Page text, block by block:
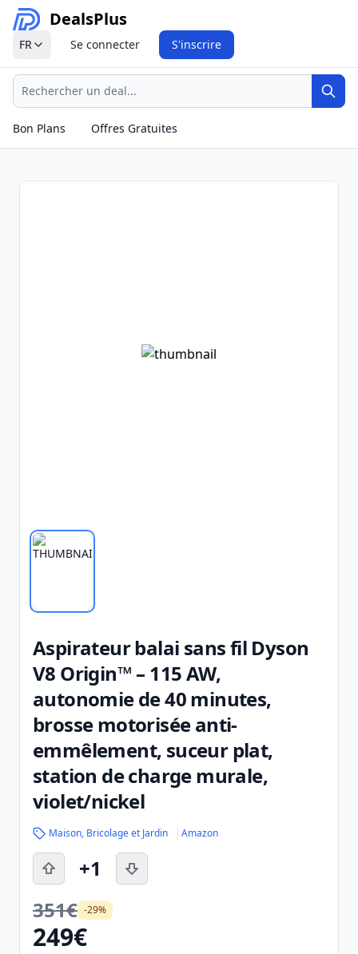
DealsPlus
FR Se connecter S'inscrire
Recherche
Bon Plans
Offres Gratuites
Aspirateur balai sans fil Dyson
V8 Origin™ – 115 AW,
autonomie de 40 minutes,
brosse motorisée anti-
emmêlement, suceur plat,
station de charge murale,
violet/nickel
Maison, Bricolage et Jardin Amazon
+1
351€ -29%
249€